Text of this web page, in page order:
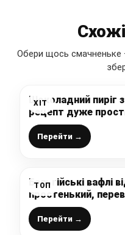
Обери щось смачненьке
ХІТ
Шоколадний пиріг
рецепт дуже
замість персиків
сливи
Перейти →
ТОП
Бельгійські вафлі
простенький,
вершкового масла
Перейти →